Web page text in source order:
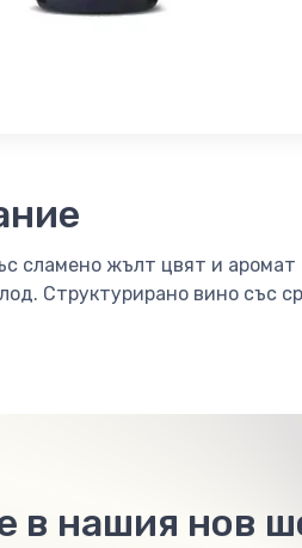
сламено жълт цвят и аромат
Структурирано вино със
в нашия нов